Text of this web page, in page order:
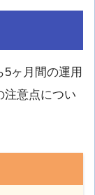
ヶ月間の運用
注意点につい